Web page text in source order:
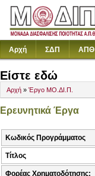
Αρχή ΣΔΠ ΑΠΘ
Είστε εδώ
Αρχή » Έργο ΜΟ.ΔΙ.Π.
Ερευνητικά Έργα
Κωδικός Προγράμματος
Τίτλος
Φορέας Χρηματοδότησης: